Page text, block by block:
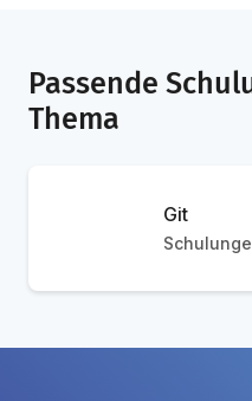
Passende
Thema
Git